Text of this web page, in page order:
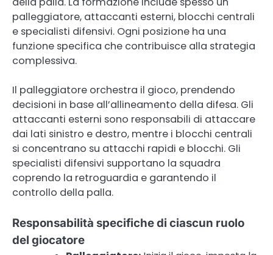
palleggiatore, attaccanti esterni, blocchi centrali
e specialisti difensivi. Ogni posizione ha una
funzione specifica che contribuisce alla strategia
complessiva.
Il palleggiatore orchestra il gioco, prendendo
decisioni in base all’allineamento della difesa. Gli
attaccanti esterni sono responsabili di attaccare
dai lati sinistro e destro, mentre i blocchi centrali
si concentrano su attacchi rapidi e blocchi. Gli
specialisti difensivi supportano la squadra
coprendo la retroguardia e garantendo il
controllo della palla.
Responsabilità specifiche di ciascun ruolo
del giocatore